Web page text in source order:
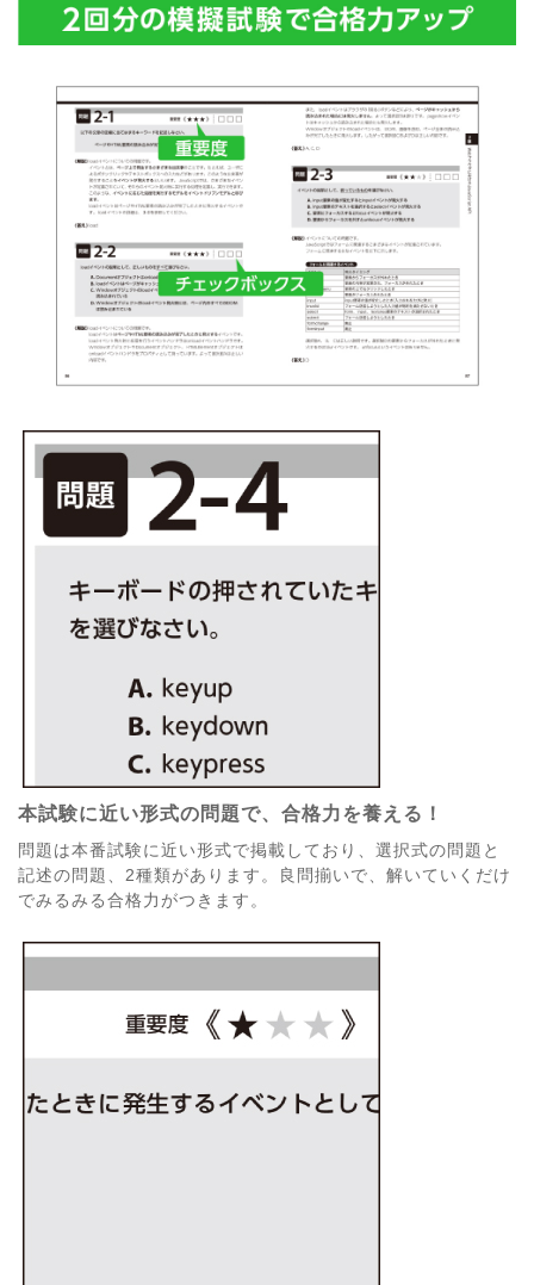
本試験に近い形式の問題で、合格力を養える！
問題は本番試験に近い形式で掲載しており、選択式の問題と
記述の問題、2種類があります。良問揃いで、解いていくだけ
でみるみる合格力がつきます。